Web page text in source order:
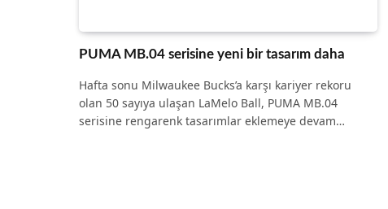
PUMA MB.04 serisine yeni bir tasarım daha
Hafta sonu Milwaukee Bucks’a karşı kariyer rekoru
olan 50 sayıya ulaşan LaMelo Ball, PUMA MB.04
serisine rengarenk tasarımlar eklemeye devam…